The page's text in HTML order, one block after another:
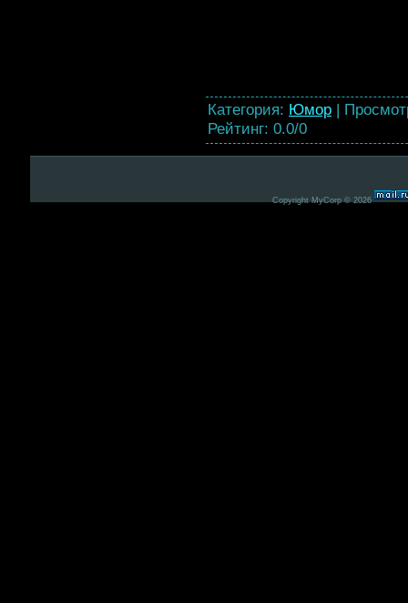
Категория: Юмор |
Рейтинг: 0.0/0
Copyright MyCorp © 2026